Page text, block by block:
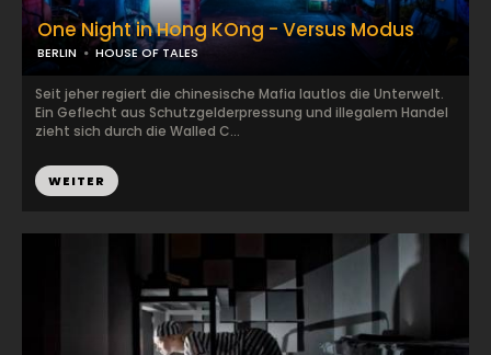
One Night in Hong KOng - Versus Modus
BERLIN HOUSE OF TALES
Seit jeher regiert die chinesische Mafia lautlos die Unterwelt.
Ein Geflecht aus Schutzgelderpressung und illegalem Handel
zieht sich durch die Walled C...
WEITER